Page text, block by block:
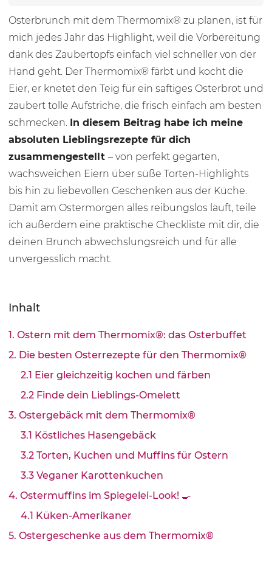
Osterbrunch mit dem Thermomix® zu planen, ist für
mich jedes Jahr das Highlight, weil die Vorbereitung
dank des Zaubertopfs einfach viel schneller von der
Hand geht. Der Thermomix® färbt und kocht die
Eier, er knetet den Teig für ein saftiges Osterbrot und
zaubert tolle Aufstriche, die frisch einfach am besten
schmecken. In diesem Beitrag habe ich meine
absoluten Lieblingsrezepte für dich
zusammengestellt – von perfekt gegarten,
wachsweichen Eiern über süße Torten-Highlights
bis hin zu liebevollen Geschenken aus der Küche.
Damit am Ostermorgen alles reibungslos läuft, teile
ich außerdem eine praktische Checkliste mit dir, die
deinen Brunch abwechslungsreich und für alle
unvergesslich macht.
Inhalt
1. Ostern mit dem Thermomix®: das Osterbuffet
2. Die besten Osterrezepte für den Thermomix®
2.1 Eier gleichzeitig kochen und färben
2.2 Finde dein Lieblings-Omelett
3. Ostergebäck mit dem Thermomix®
3.1 Köstliches Hasengebäck
3.2 Torten, Kuchen und Muffins für Ostern
3.3 Veganer Karottenkuchen
4. Ostermuffins im Spiegelei-Look! 🍳
4.1 Küken-Amerikaner
5. Ostergeschenke aus dem Thermomix®